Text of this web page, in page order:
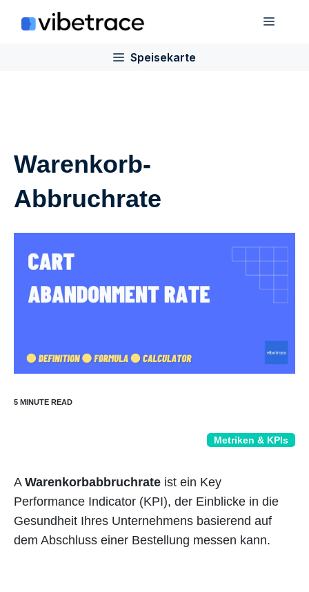
Inhalt
Speisekarte
Warenkorb-
Abbruchrate
Metriken & KPIs
A Warenkorbabbruchrate ist ein Key
Performance Indicator (KPI), der Einblicke in die
Gesundheit Ihres Unternehmens basierend auf
dem Abschluss einer Bestellung messen kann.